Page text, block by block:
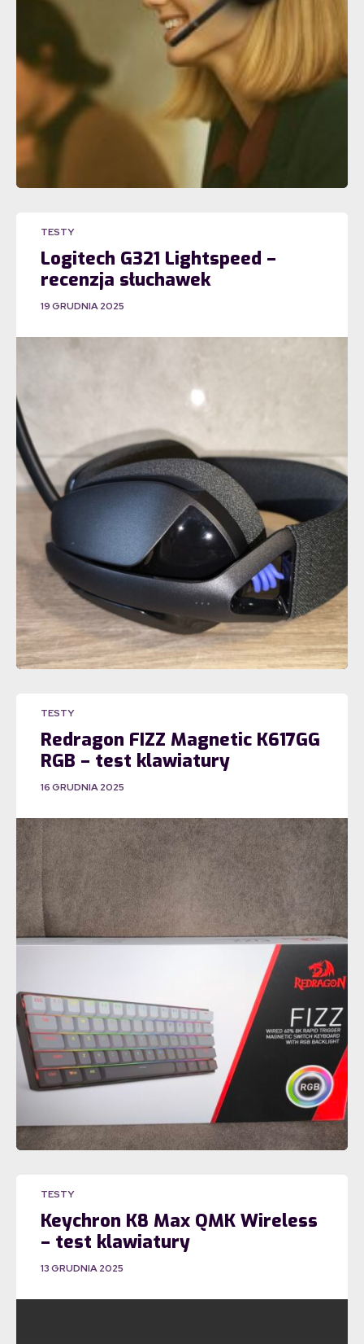
TESTY
Logitech G321 Lightspeed –
recenzja słuchawek
19 GRUDNIA 2025
TESTY
Redragon FIZZ Magnetic K617GG
RGB – test klawiatury
16 GRUDNIA 2025
TESTY
Keychron K8 Max QMK Wireless
– test klawiatury
13 GRUDNIA 2025